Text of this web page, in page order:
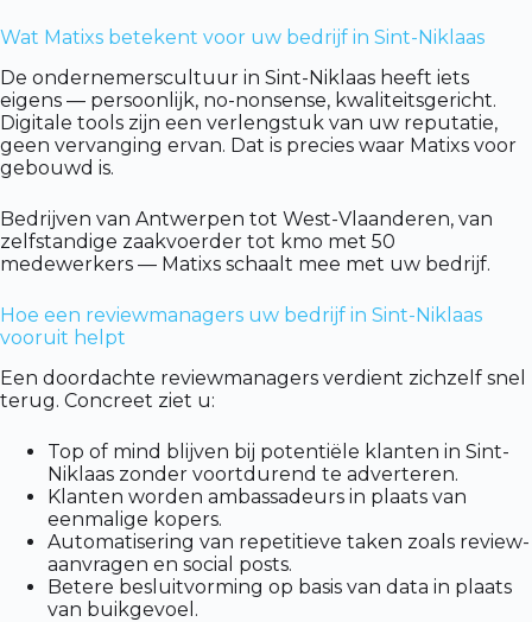
Wat Matixs betekent voor uw bedrijf in Sint-Niklaas
De ondernemerscultuur in Sint-Niklaas heeft iets
eigens — persoonlijk, no-nonsense, kwaliteitsgericht.
Digitale tools zijn een verlengstuk van uw reputatie,
geen vervanging ervan. Dat is precies waar Matixs voor
gebouwd is.
Bedrijven van Antwerpen tot West-Vlaanderen, van
zelfstandige zaakvoerder tot kmo met 50
medewerkers — Matixs schaalt mee met uw bedrijf.
Hoe een reviewmanagers uw bedrijf in Sint-Niklaas
vooruit helpt
Een doordachte reviewmanagers verdient zichzelf snel
terug. Concreet ziet u:
Top of mind blijven bij potentiële klanten in Sint-
Niklaas zonder voortdurend te adverteren.
Klanten worden ambassadeurs in plaats van
eenmalige kopers.
Automatisering van repetitieve taken zoals review-
aanvragen en social posts.
Betere besluitvorming op basis van data in plaats
van buikgevoel.